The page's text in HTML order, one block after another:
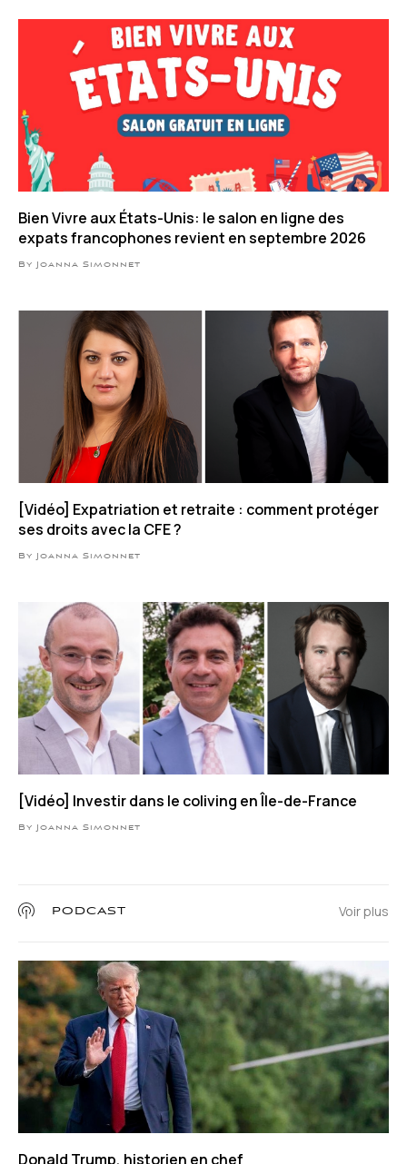
Bien Vivre aux États-Unis: le salon en ligne des
expats francophones revient en septembre 2026
By Joanna Simonnet
[Vidéo] Expatriation et retraite : comment protéger
ses droits avec la CFE ?
By Joanna Simonnet
[Vidéo] Investir dans le coliving en Île-de-France
By Joanna Simonnet
PODCAST Voir plus
Donald Trump, historien en chef